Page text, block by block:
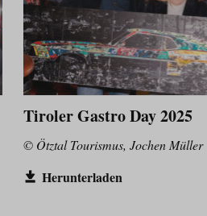
Tiroler Gastro Day 2025
© Ötztal Tourismus, Jochen Müller
Herunterladen